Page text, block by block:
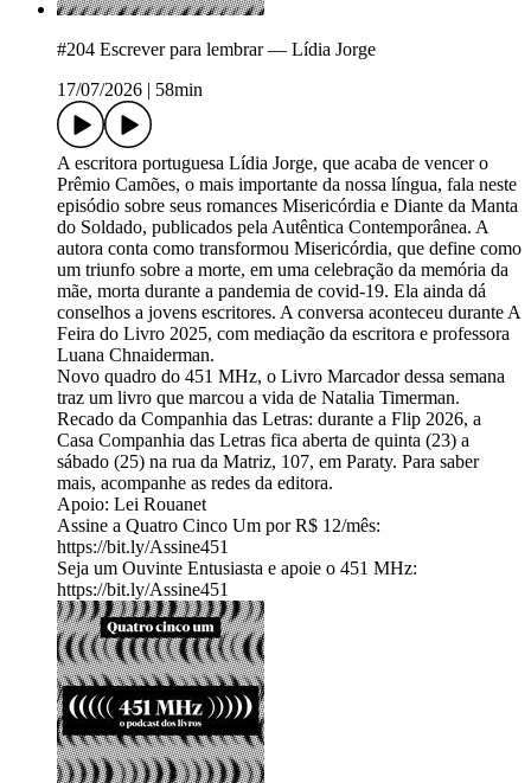
#204 Escrever para lembrar — Lídia Jorge
17/07/2026
58min
A escritora portuguesa Lídia Jorge, que acaba de vencer o
Prêmio Camões, o mais importante da nossa língua, fala neste
episódio sobre seus romances Misericórdia e Diante da Manta
do Soldado, publicados pela Autêntica Contemporânea. A
autora conta como transformou Misericórdia, que define como
um triunfo sobre a morte, em uma celebração da memória da
mãe, morta durante a pandemia de covid-19. Ela ainda dá
conselhos a jovens escritores. A conversa aconteceu durante A
Feira do Livro 2025, com mediação da escritora e professora
Luana Chnaiderman.
Novo quadro do 451 MHz, o Livro Marcador dessa semana
traz um livro que marcou a vida de Natalia Timerman.
Recado da Companhia das Letras: durante a Flip 2026, a
Casa Companhia das Letras fica aberta de quinta (23) a
sábado (25) na rua da Matriz, 107, em Paraty. Para saber
mais, acompanhe as redes da editora.
Apoio: Lei Rouanet
Assine a Quatro Cinco Um por R$ 12/mês:
https://bit.ly/Assine451
Seja um Ouvinte Entusiasta e apoie o 451 MHz:
https://bit.ly/Assine451